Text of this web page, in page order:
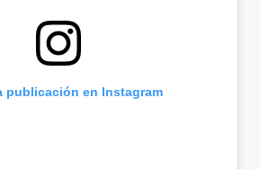
publicación en Instagram